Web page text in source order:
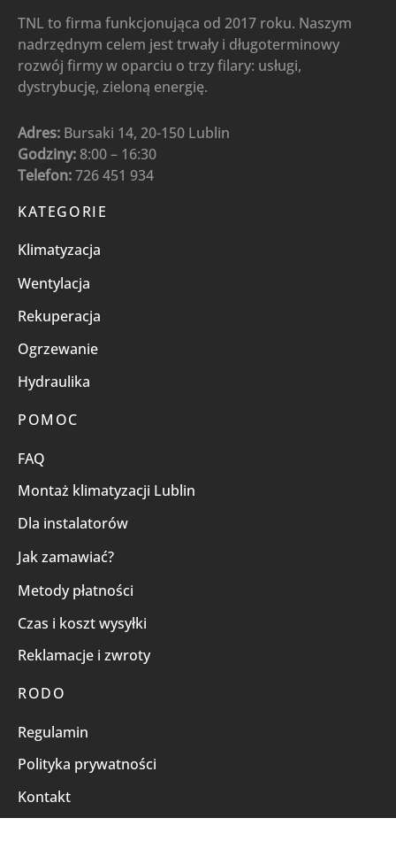
TNL to firma funkcjonująca od 2017 roku. Naszym
nadrzędnym celem jest trwały i długoterminowy
rozwój firmy w oparciu o trzy filary: usługi,
dystrybucję, zieloną energię.
Adres: Bursaki 14, 20-150 Lublin
Godziny: 8:00 – 16:30
Telefon:726 451 934
KATEGORIE
Klimatyzacja
Wentylacja
Rekuperacja
Ogrzewanie
Hydraulika
POMOC
FAQ
Montaż klimatyzacji Lublin
Dla instalatorów
Jak zamawiać?
Metody płatności
Czas i koszt wysyłki
Reklamacje i zwroty
RODO
Regulamin
Polityka prywatności
Kontakt